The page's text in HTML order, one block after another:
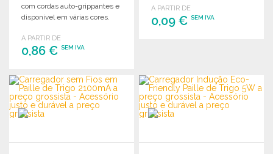
com cordas auto-grippantes e
disponível em várias cores.
A PARTIR DE
0,86 € SEM IVA
ENCOMENDAR
Solicitar um orçamento
A PARTIR DE
0,09 €SEM IVA